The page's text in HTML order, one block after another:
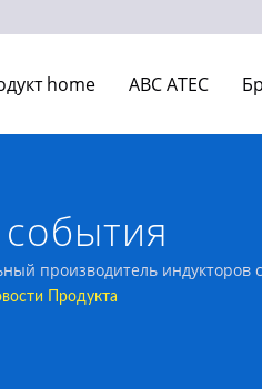
home ABC ATEC
производитель индукторов
Продукта